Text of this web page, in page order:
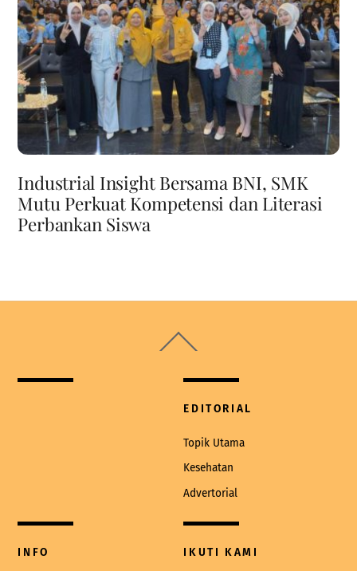
Industrial Insight Bersama BNI, SMK
Mutu Perkuat Kompetensi dan Literasi
Perbankan Siswa
To
EDITORIAL
Topik Utama
Kesehatan
Advertorial
INFO IKUTI KAMI